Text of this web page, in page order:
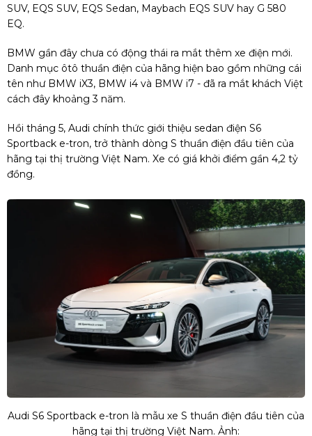
SUV, EQS SUV, EQS Sedan, Maybach EQS SUV hay G 580
EQ.
BMW gần đây chưa có động thái ra mắt thêm xe điện mới.
Danh mục ôtô thuần điện của hãng hiện bao gồm những cái
tên như BMW iX3, BMW i4 và BMW i7 - đã ra mắt khách Việt
cách đây khoảng 3 năm.
Hồi tháng 5, Audi chính thức giới thiệu sedan điện S6
Sportback e-tron, trở thành dòng S thuần điện đầu tiên của
hãng tại thị trường Việt Nam. Xe có giá khởi điểm gần 4,2 tỷ
đồng.
Audi S6 Sportback e-tron là mẫu xe S thuần điện đầu tiên của
hãng tại thị trường Việt Nam. Ảnh: